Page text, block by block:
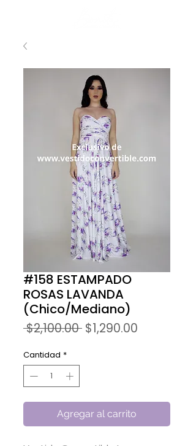
#158 ESTAMPADO
ROSAS LAVANDA
(Chico/Mediano)
$2,100.00 Precio
$1,290.00
Cantidad *
Agregar al carrito